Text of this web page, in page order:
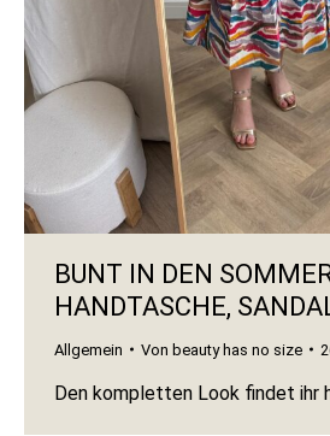
BUNT IN DEN
HANDTASCHE,
Allgemein Von beauty has no size
Den kompletten Look findet ihr